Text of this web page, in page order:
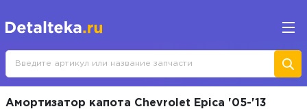
Амортизатор капота Chevrolet Epica '05-'13